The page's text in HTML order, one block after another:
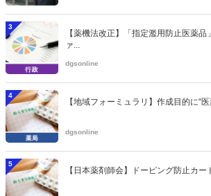
3
【薬機法改正】「指定濫用防止医薬
ァ...
dgsonline
4
【地域フォーミュラリ】作成目的に“
dgsonline
5
【日本薬剤師会】ドーピング防止カー